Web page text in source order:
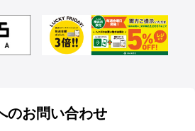
のお問い合わせ